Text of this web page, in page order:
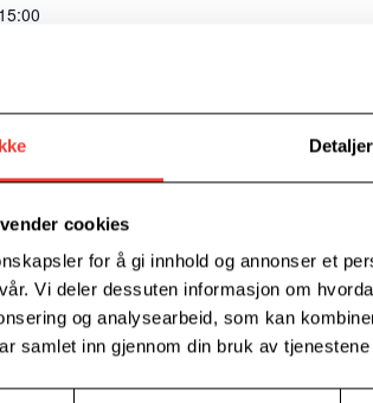
Detaljer
cookies
for å gi innhold og annonser et
Vi deler dessuten informasjon om
og analysearbeid, som kan
samlet inn gjennom din bruk av tjenestene
15:00
– grunnleggende kurs
og muligheter du kan bruke for å gjøre din
kommunikasjonsbyrå jobber i spesielt det
du har og få gode råd til ditt eget arbeid
en synlig, profesjonell og